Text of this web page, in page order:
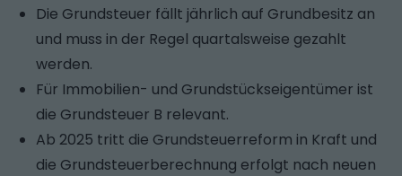
Die Grundsteuer fällt jährlich auf Grundbesitz an
und muss in der Regel quartalsweise gezahlt
werden.
Für Immobilien- und Grundstückseigentümer ist
die Grundsteuer B relevant.
Ab 2025 tritt die Grundsteuerreform in Kraft und
die Grundsteuerberechnung erfolgt nach neuen